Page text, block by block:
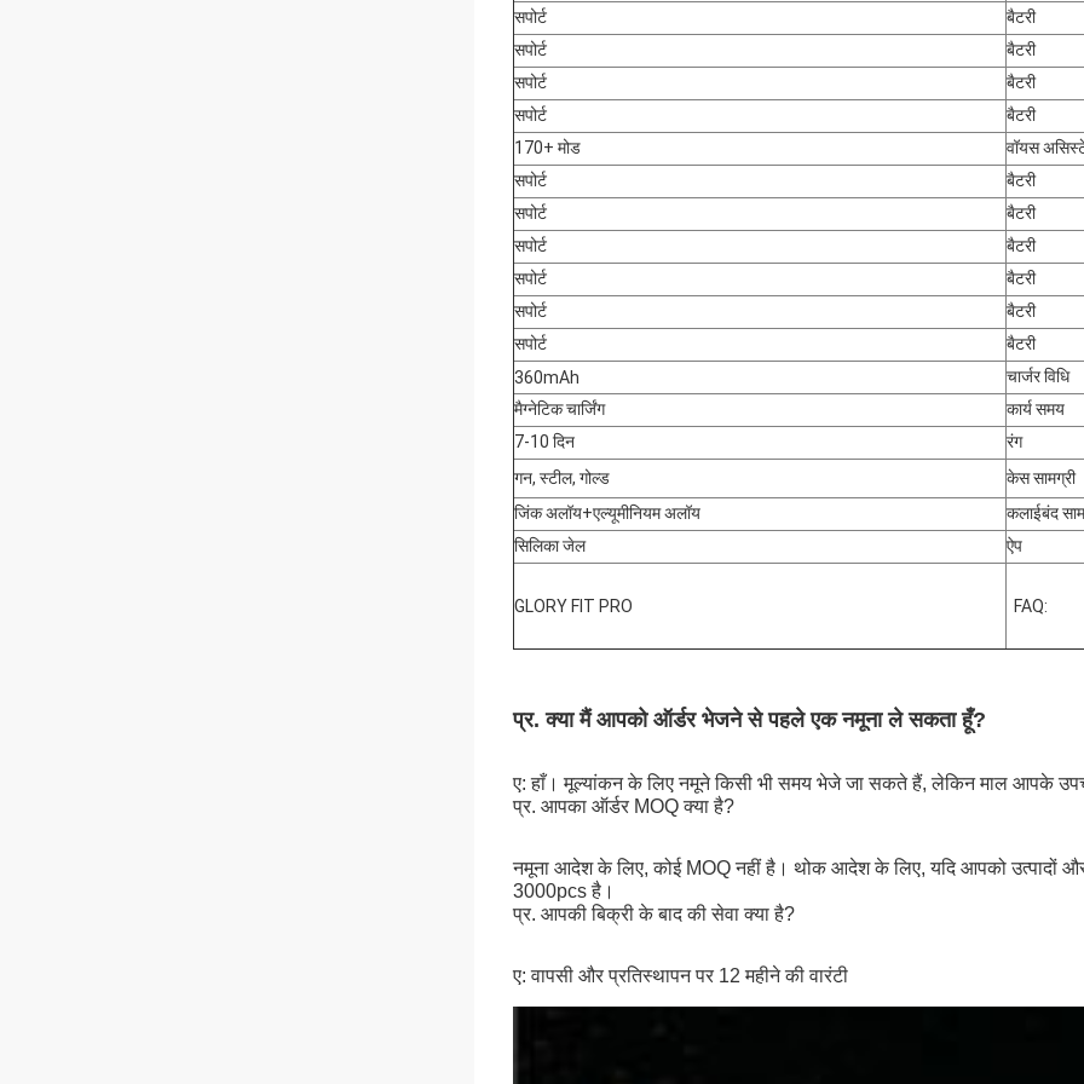
सपोर्ट
बैटरी
सपोर्ट
बैटरी
सपोर्ट
बैटरी
सपोर्ट
बैटरी
170+ मोड
वॉयस
सपोर्ट
बैटरी
सपोर्ट
बैटरी
सपोर्ट
बैटरी
सपोर्ट
बैटरी
सपोर्ट
बैटरी
सपोर्ट
बैटरी
360mAh
चार्जर विधि
मैग्नेटिक चार्जिंग
कार्य समय
7-10 दिन
रंग
गन, स्टील, गोल्ड
केस सामग्री
जिंक अलॉय+एल्यूमीनियम अलॉय
कलाईबंद
सिलिका जेल
ऐप
GLORY FIT PRO FAQ:
प्र. क्या मैं आपको ऑर्डर भेजने से पहले एक नमूना ले सकता हूँ?
ए: हाँ। मूल्यांकन के लिए नमूने किसी भी समय भेजे जा सकते हैं, लेकिन माल आपके
प्र. आपका ऑर्डर MOQ क्या है?
नमूना आदेश के लिए, कोई MOQ नहीं है। थोक आदेश के लिए, यदि आपको उत्पादों
3000pcs है।
प्र. आपकी बिक्री के बाद की सेवा क्या है?
ए: वापसी और प्रतिस्थापन पर 12 महीने की वारंटी